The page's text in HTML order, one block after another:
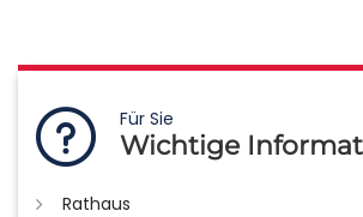
Für Sie
Wichtige
Rathaus